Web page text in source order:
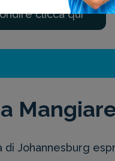
clicca qui
di Johannesburg